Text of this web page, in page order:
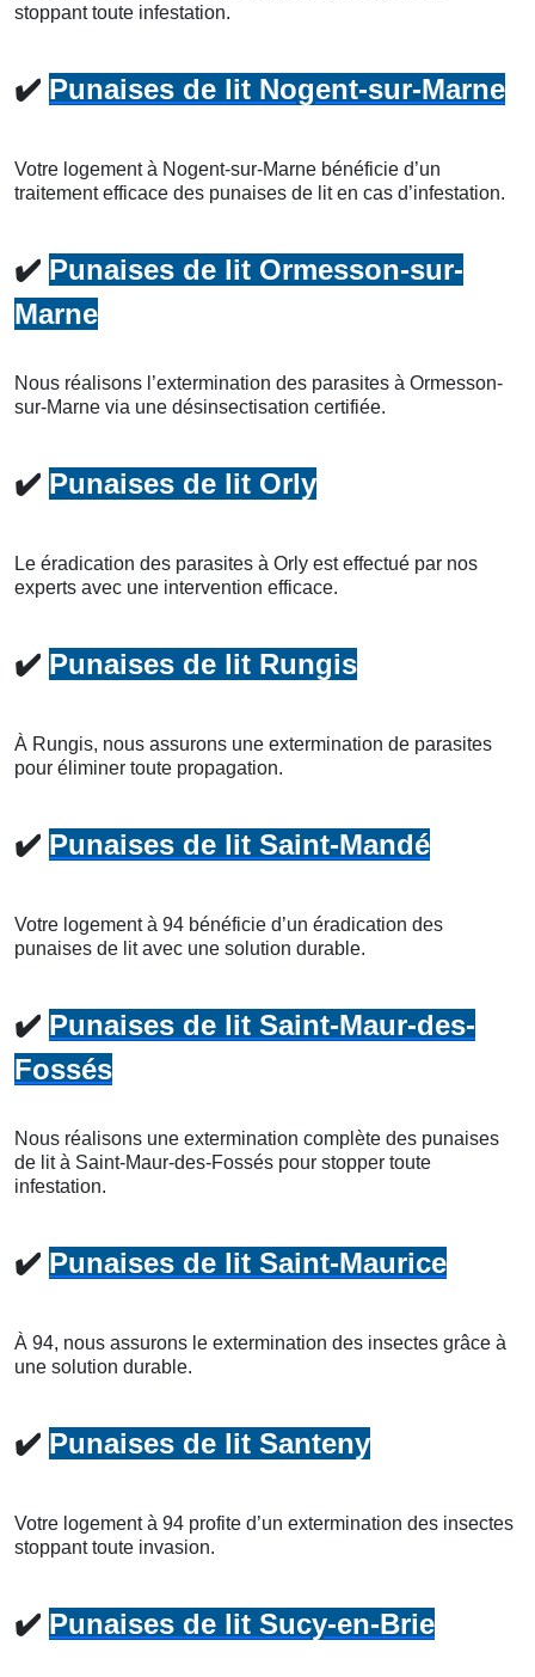
stoppant toute infestation.
✔️ Punaises de lit Nogent-sur-Marne
Votre logement à Nogent-sur-Marne bénéficie d’un
traitement efficace des punaises de lit en cas d’infestation.
✔️ Punaises de lit Ormesson-sur-
Marne
Nous réalisons l’extermination des parasites à Ormesson-
sur-Marne via une désinsectisation certifiée.
✔️ Punaises de lit Orly
Le éradication des parasites à Orly est effectué par nos
experts avec une intervention efficace.
✔️ Punaises de lit Rungis
À Rungis, nous assurons une extermination de parasites
pour éliminer toute propagation.
✔️ Punaises de lit Saint-Mandé
Votre logement à 94 bénéficie d’un éradication des
punaises de lit avec une solution durable.
✔️ Punaises de lit Saint-Maur-des-
Fossés
Nous réalisons une extermination complète des punaises
de lit à Saint-Maur-des-Fossés pour stopper toute
infestation.
✔️ Punaises de lit Saint-Maurice
À 94, nous assurons le extermination des insectes grâce à
une solution durable.
✔️ Punaises de lit Santeny
Votre logement à 94 profite d’un extermination des insectes
stoppant toute invasion.
✔️ Punaises de lit Sucy-en-Brie